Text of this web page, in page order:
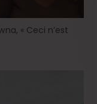
« Ceci n’est